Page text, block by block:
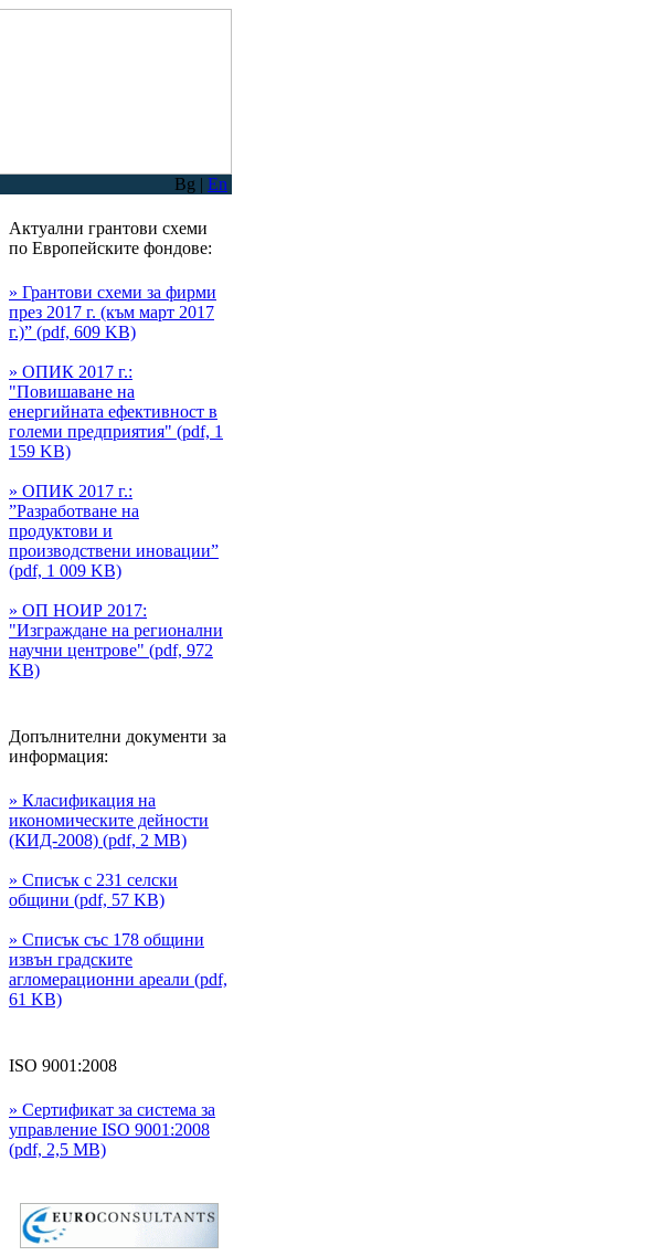
Bg | En
Актуални грантови схеми
по Европейските фондове:
» Грантови схеми за фирми
през 2017 г. (към март 2017
г.)” (pdf, 609 KB)
» ОПИК 2017 г.:
"Повишаване на
енергийната ефективност в
големи предприятия" (pdf, 1
159 KB)
» ОПИК 2017 г.:
”Разработване на
продуктови и
производствени иновации”
(pdf, 1 009 KB)
» ОП НОИР 2017:
"Изграждане на регионални
научни центрове" (pdf, 972
KB)
Допълнителни документи за
информация:
» Класификация на
икономическите дейности
(КИД-2008) (pdf, 2 MB)
» Списък с 231 селски
общини (pdf, 57 KB)
» Списък със 178 общини
извън градските
агломерационни ареали (pdf,
61 KB)
ISO 9001:2008
» Сертификат за система за
управление ISO 9001:2008
(pdf, 2,5 MB)